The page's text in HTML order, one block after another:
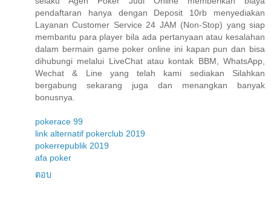
pendaftaran hanya dengan Deposit 10rb menyediakan
Layanan Customer Service 24 JAM (Non-Stop) yang siap
membantu para player bila ada pertanyaan atau kesalahan
dalam bermain game poker online ini kapan pun dan bisa
dihubungi melalui LiveChat atau kontak BBM, WhatsApp,
Wechat & Line yang telah kami sediakan Silahkan
bergabung sekarang juga dan menangkan banyak
bonusnya.
pokerace 99
link alternatif pokerclub 2019
pokerrepublik 2019
afa poker
ตอบ